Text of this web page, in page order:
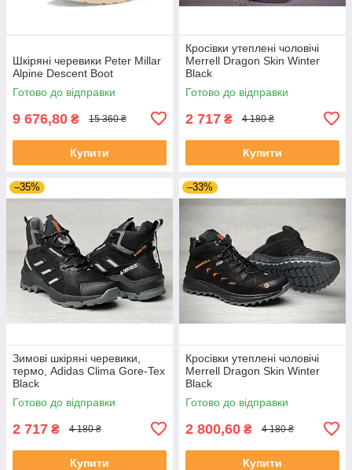
Шкіряні черевики Peter Millar
Alpine Descent Boot
Готово до відправки
9 676,80 ₴ 15 360 ₴
Купити
Кросівки утеплені чоловічі
Merrell Dragon Skin Winter
Black
Готово до відправки
2 717 ₴ 4 180 ₴
Купити
–35%
Зимові шкіряні черевики,
термо, Adidas Clima Gore-Tex
Black
Готово до відправки
2 717 ₴ 4 180 ₴
Купити
–33%
Кросівки утеплені чоловічі
Merrell Dragon Skin Winter
Black
Готово до відправки
2 800,60 ₴ 4 180 ₴
Купити